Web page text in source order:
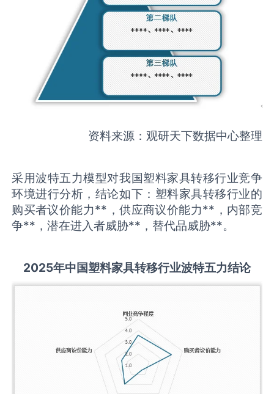
资料来源：观研天下数据中心整理
采用波特五力模型对我国塑料家具转移行业竞争
环境进行分析，结论如下：塑料家具转移行业的
购买者议价能力**，供应商议价能力**，内部竞
争**，潜在进入者威胁**，替代品威胁**。
2025年中国塑料家具转移行业波特五力结论